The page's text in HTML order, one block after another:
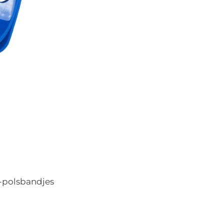
polsbandjes